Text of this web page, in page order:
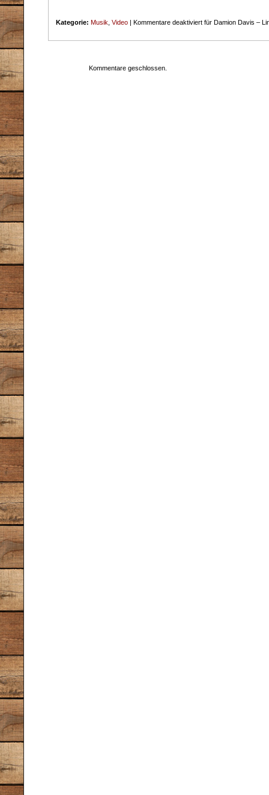
Kategorie: Musik Video | Kommentare deaktiviert für Damion Davis –
Kommentare geschlossen.